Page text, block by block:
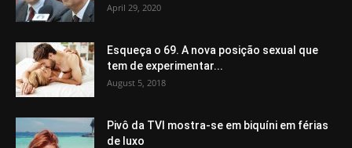
April 29, 2020
Esqueça o 69. A nova posição sexual que
tem de experimentar...
August 5, 2018
Pivô da TVI mostra-se em biquíni em férias
de luxo